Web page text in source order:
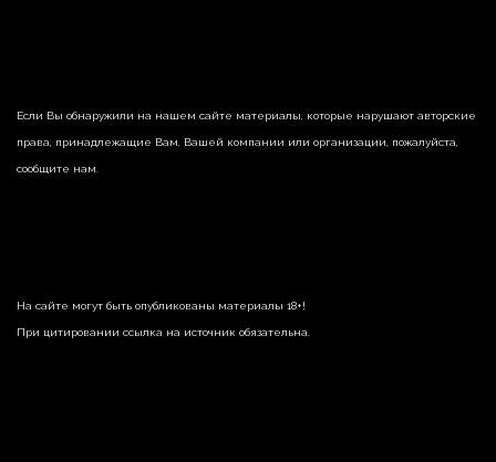
Если Вы обнаружили на нашем сайте материалы, которые нарушают авторские
права, принадлежащие Вам, Вашей компании или организации, пожалуйста,
сообщите нам.
На сайте могут быть опубликованы материалы 18+!
При цитировании ссылка на источник обязательна.